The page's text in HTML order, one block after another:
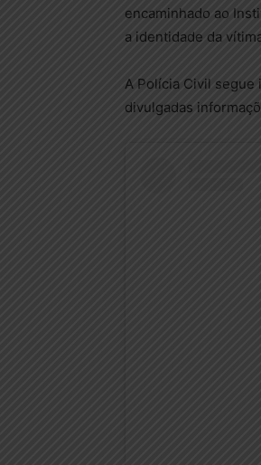
encaminhado ao
a identidade da
A Polícia Civil segue
divulgadas